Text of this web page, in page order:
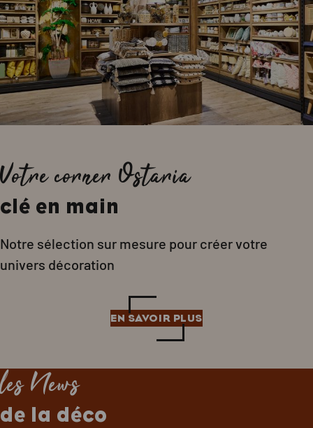
Votre corner Ostaria
clé en main
Notre sélection sur mesure pour créer votre
univers décoration
EN SAVOIR PLUS
les News
de la déco